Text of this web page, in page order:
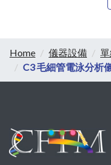
Home 儀器設備
C3 毛細管電泳分析